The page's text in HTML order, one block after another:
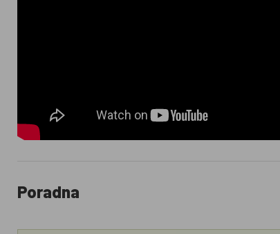
Poradna